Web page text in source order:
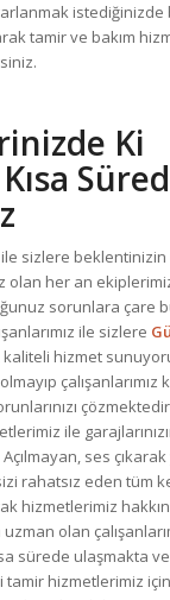
istediğinizde
tamir ve bakım
Ki
sizlere
olan her an
sorunlara çare
ile sizlere
kaliteli hizmet
çalışanlarımız
ile
ses
rahatsız eden tüm
hizmetlerimiz
olan
sürede ulaşmakta
tamir hizmetlerimiz